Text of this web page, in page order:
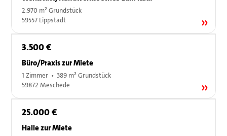
2.970 m² Grundstück
59557 Lippstadt
3.500 €
Büro/Praxis zur Miete
1 Zimmer • 389 m² Grundstück
59872 Meschede
25.000 €
Halle zur Miete